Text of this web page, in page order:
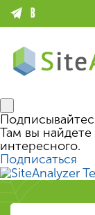
Там вы
интересного.
Подписаться